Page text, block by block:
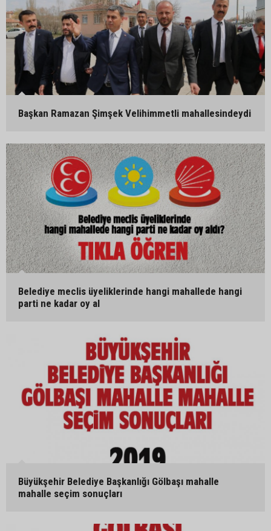
Başkan Ramazan Şimşek Velihimmetli mahallesindeydi
Belediye meclis üyeliklerinde hangi mahallede hangi
parti ne kadar oy al
Büyükşehir Belediye Başkanlığı Gölbaşı mahalle
mahalle seçim sonuçları